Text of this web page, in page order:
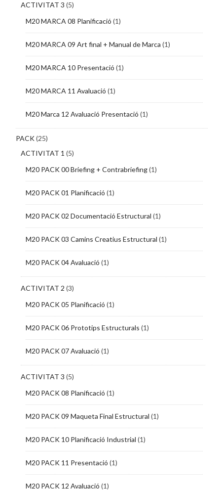
ACTIVITAT 3 (5)
M20 MARCA 08 Planificació (1)
M20 MARCA 09 Art final + Manual de Marca (1)
M20 MARCA 10 Presentació (1)
M20 MARCA 11 Avaluació (1)
M20 Marca 12 Avaluació Presentació (1)
PACK(25)
ACTIVITAT 1 (5)
M20 PACK 00 Briefing + Contrabriefing(1)
M20 PACK 01 Planificació (1)
M20 PACK 02 Documentació Estructural (1)
M20 PACK 03 Camins Creatius Estructural (1)
M20 PACK 04 Avaluació (1)
ACTIVITAT 2 (3)
M20 PACK 05 Planificació (1)
M20 PACK 06 Prototips Estructurals (1)
M20 PACK 07 Avaluació (1)
ACTIVITAT 3 (5)
M20 PACK 08 Planificació (1)
M20 PACK 09 Maqueta Final Estructural (1)
M20 PACK 10 Planificació Industrial (1)
M20 PACK 11 Presentació (1)
M20 PACK 12 Avaluació (1)